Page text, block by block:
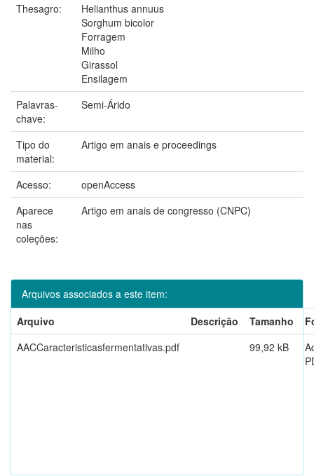
Thesagro:
Helianthus annuus
Sorghum bicolor
Forragem
Milho
Girassol
Ensilagem
Palavras-
chave:
Semi-Árido
Tipo do
material:
Artigo em anais e proceedings
Acesso:
openAccess
Aparece
nas
coleções:
Artigo em anais de congresso (CNPC)
Arquivos associados a este item:
Arquivo
Descrição Tamanho
AACCaracteristicasfermentativas.pdf
99,92 kB